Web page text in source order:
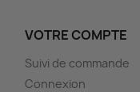
VOTRE COMPTE
Suivi de commande
Connexion